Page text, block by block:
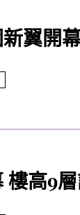
翼開
樓高9